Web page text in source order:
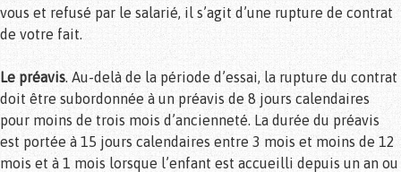
vous et refusé par le salarié, il s’agit d’une rupture de contrat
de votre fait.
Le préavis. Au-delà de la période d’essai, la rupture du contrat
doit être subordonnée à un préavis de 8 jours calendaires
pour moins de trois mois d’ancienneté. La durée du préavis
est portée à 15 jours calendaires entre 3 mois et moins de 12
mois et à 1 mois lorsque l’enfant est accueilli depuis un an ou